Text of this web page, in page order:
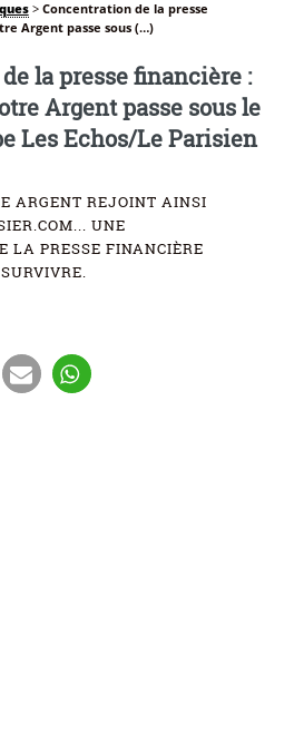
> Concentration de la presse
Argent passe sous (…)
la presse financière :
Argent passe sous le
Les Echos/Le Parisien
ARGENT REJOINT AINSI
UNE
LA PRESSE FINANCIÈRE